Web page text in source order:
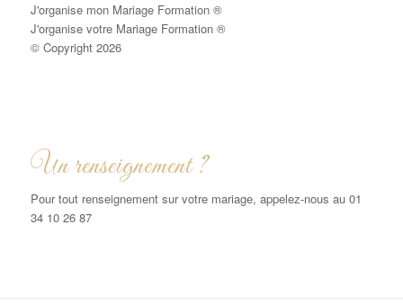
J'organise mon Mariage Formation ®
J'organise votre Mariage Formation ®
© Copyright 2026
Un renseignement ?
Pour tout renseignement sur votre mariage, appelez-nous au 01
34 10 26 87